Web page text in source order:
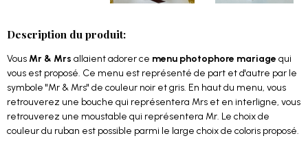
Description du produit:
Vous Mr & Mrs allaient adorer ce menu photophore mariage qui
vous est proposé. Ce menu est représenté de part et d'autre par le
symbole "Mr & Mrs" de couleur noir et gris. En haut du menu, vous
retrouverez une bouche qui représentera Mrs et en interligne, vous
retrouverez une moustable qui représentera Mr. Le choix de
couleur du ruban est possible parmi le large choix de coloris proposé.